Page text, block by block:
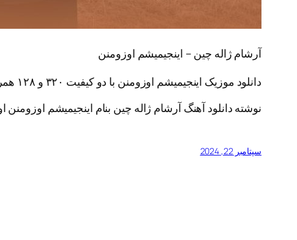
آرشام ژاله چین – اینجیمیشم اوزومنن
دانلود موزیک اینجیمیشم اوزومنن با دو کیفیت ۳۲۰ و ۱۲۸ همراه + پخش آنلاین
نوشته دانلود آهنگ آرشام ژاله چین بنام اینجیمیشم اوزومنن
سپتامبر 22, 2024